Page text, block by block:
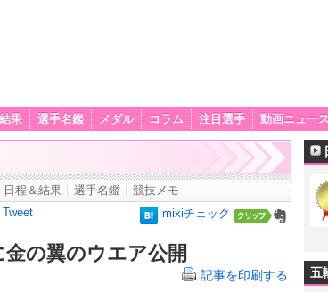
果 選手名鑑 メダル コラム 注目選手 動画ニュース
日程＆結果 選手名鑑
競技メモ
Tweet
mixiチェック
の翼のウエア公開
記事を印刷する 五